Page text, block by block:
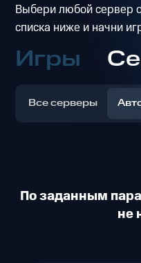
Выбери любой сервер
списка ниже и начни
Игры
Все серверы
По заданным
не